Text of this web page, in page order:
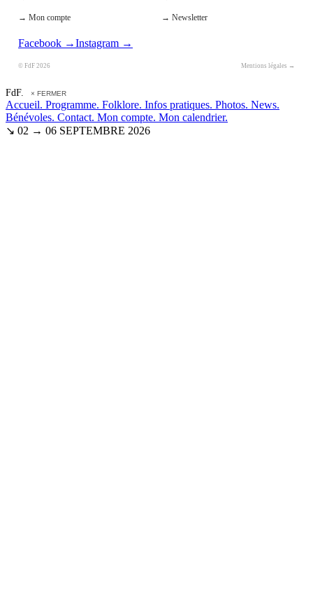
→ Mon compte → Newsletter
Facebook →Instagram →
© FdF 2026 Mentions légales →
FdF. × FERMER
Accueil. Programme. Folklore. Infos pratiques. Photos. News.
Bénévoles. Contact. Mon compte. Mon calendrier.
↘ 02 → 06 SEPTEMBRE 2026